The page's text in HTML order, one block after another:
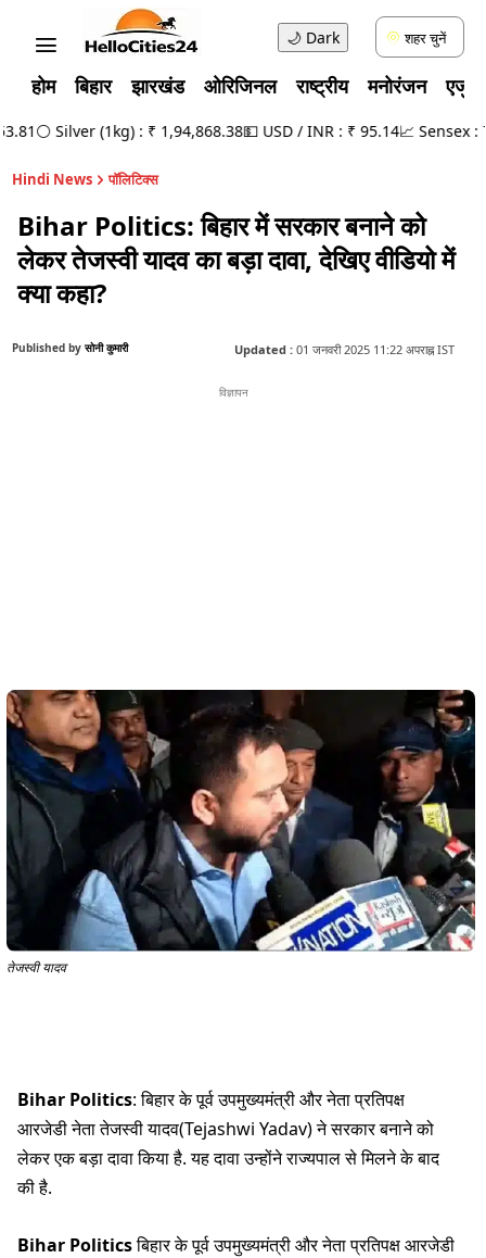
🌙 Dark शहर चुनें
होम बिहार झारखंड ओरिजिनल राष्ट्रीय मनोरंजन
⚪ Silver (1kg) : ₹ 1,94,868.38💵 USD / INR : ₹ 95.14📈 Sensex :
Hindi News पॉलिटिक्स
Bihar Politics: बिहार में सरकार बनाने को
लेकर तेजस्वी यादव का बड़ा दावा, देखिए वीडियो में
क्या कहा?
Published by सोनी कुमारी Updated : 01 जनवरी 2025 11:22 अपराह्न IST
विज्ञापन
तेजस्वी यादव
Bihar Politics: बिहार के पूर्व उपमुख्यमंत्री और नेता प्रतिपक्ष
आरजेडी नेता तेजस्वी यादव(Tejashwi Yadav) ने सरकार बनाने को
लेकर एक बड़ा दावा किया है. यह दावा उन्होंने राज्यपाल से मिलने के बाद
की है.
Bihar Politicsबिहार के पूर्व उपमुख्यमंत्री और नेता प्रतिपक्ष आरजेडी